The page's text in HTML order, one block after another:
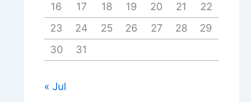
16
17 18 19 20 21
22
23
24 25 26 27 28
29
30
31
« Jul